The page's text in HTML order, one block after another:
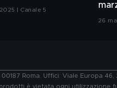
| Canale 5
26
Roma. Uffici: Viale Europa